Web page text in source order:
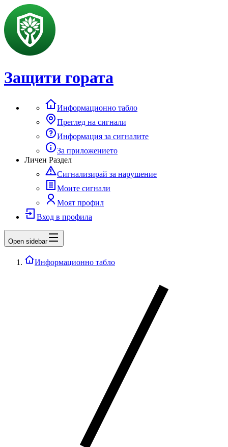
Защити гората
Информационно табло
Преглед на сигнали
Информация за сигналите
За приложението
Личен Раздел
Сигнализирай за нарушение
Моите сигнали
Моят профил
Вход в профила
Open sidebar
Информационно табло